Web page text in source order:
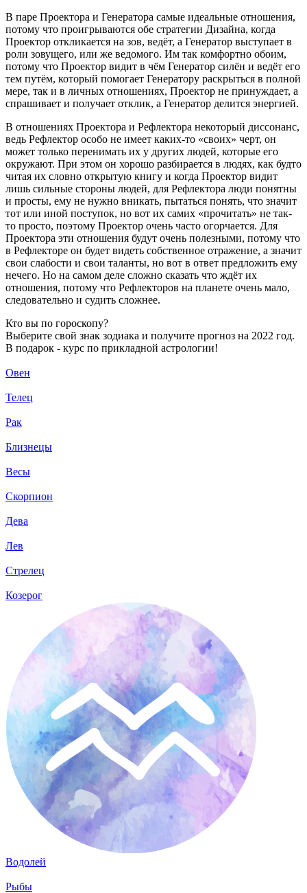
В паре Проектора и Генератора самые идеальные отношения,
потому что проигрываются обе стратегии Дизайна, когда
Проектор откликается на зов, ведёт, а Генератор выступает в
роли зовущего, или же ведомого. Им так комфортно обоим,
потому что Проектор видит в чём Генератор силён и ведёт его
тем путём, который помогает Генератору раскрыться в полной
мере, так и в личных отношениях, Проектор не принуждает, а
спрашивает и получает отклик, а Генератор делится энергией.
В отношениях Проектора и Рефлектора некоторый диссонанс,
ведь Рефлектор особо не имеет каких-то «своих» черт, он
может только перенимать их у других людей, которые его
окружают. При этом он хорошо разбирается в людях, как будто
читая их словно открытую книгу и когда Проектор видит
лишь сильные стороны людей, для Рефлектора люди понятны
и просты, ему не нужно вникать, пытаться понять, что значит
тот или иной поступок, но вот их самих «прочитать» не так-
то просто, поэтому Проектор очень часто огорчается. Для
Проектора эти отношения будут очень полезными, потому что
в Рефлекторе он будет видеть собственное отражение, а значит
свои слабости и свои таланты, но вот в ответ предложить ему
нечего. Но на самом деле сложно сказать что ждёт их
отношения, потому что Рефлекторов на планете очень мало,
следовательно и судить сложнее.
Кто вы по гороскопу?
Выберите свой знак зодиака и получите прогноз на 2022 год.
В подарок - курс по прикладной астрологии!
Овен
Телец
Рак
Близнецы
Весы
Скорпион
Дева
Лев
Стрелец
Козерог
Водолей
Рыбы